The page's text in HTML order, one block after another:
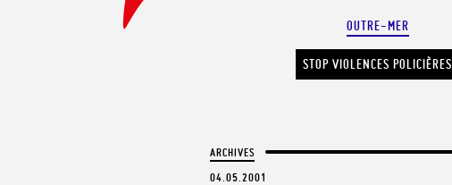
OUTRE-MER
STOP VIOLENCES POLICIÈRES
ARCHIVES
04.05.2001